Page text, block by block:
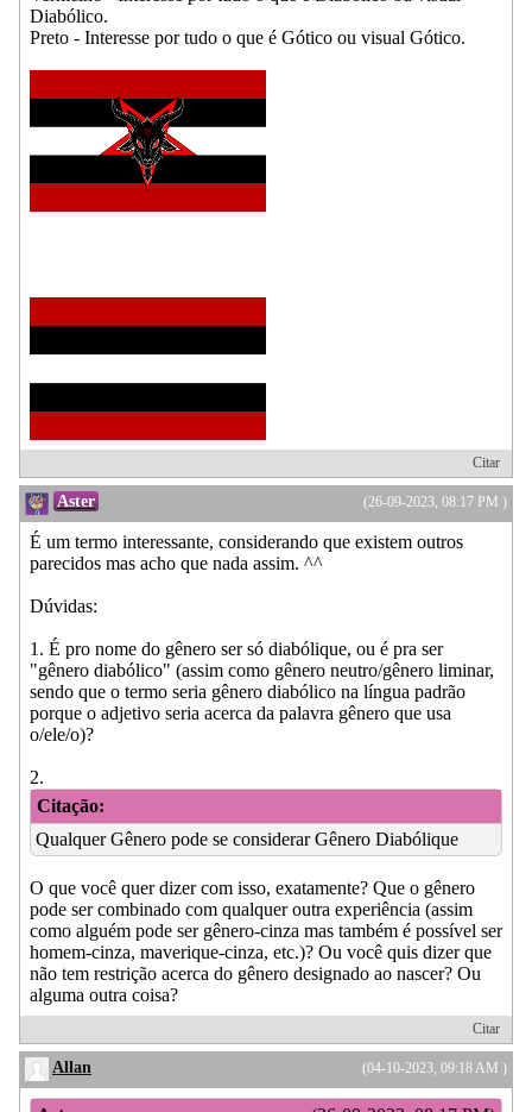
Diabólico.
Preto - Interesse por tudo o que é Gótico ou visual Gótico.
Citar
(26-09-2023, 08:17 PM )
Aster
É um termo interessante, considerando que existem outros
parecidos mas acho que nada assim. ^^
Dúvidas:
1. É pro nome do gênero ser só diabólique, ou é pra ser
"gênero diabólico" (assim como gênero neutro/gênero liminar,
sendo que o termo seria gênero diabólico na língua padrão
porque o adjetivo seria acerca da palavra gênero que usa
o/ele/o)?
2.
Citação:
Qualquer Gênero pode se considerar Gênero Diabólique
O que você quer dizer com isso, exatamente? Que o gênero
pode ser combinado com qualquer outra experiência (assim
como alguém pode ser gênero-cinza mas também é possível ser
homem-cinza, maverique-cinza, etc.)? Ou você quis dizer que
não tem restrição acerca do gênero designado ao nascer? Ou
alguma outra coisa?
Citar
(04-10-2023, 09:18 AM )
Allan